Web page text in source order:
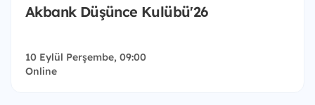
Akbank Düşünce Kulübü'26
10 Eylül Perşembe, 09:00
Online